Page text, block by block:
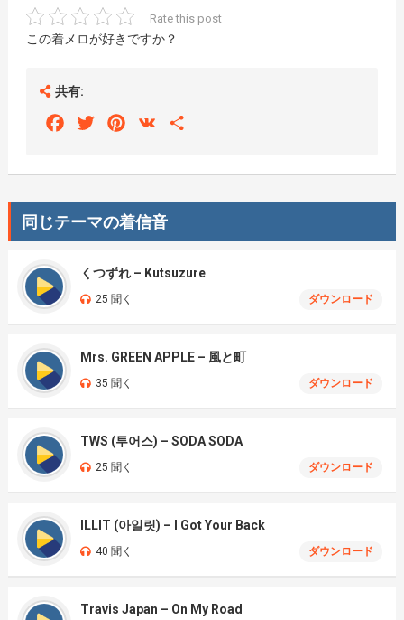
Rate this post
この着メロが好きですか？
共有:
FacebookTwitterPinterest
VK
同じテーマの着信音
くつずれ – Kutsuzure
25 聞く ダウンロード
Mrs. GREEN APPLE – 風と町
35 聞く ダウンロード
TWS (투어스) – SODA SODA
25 聞く ダウンロード
ILLIT (아일릿) – I Got Your Back
40 聞く ダウンロード
Travis Japan – On My Road